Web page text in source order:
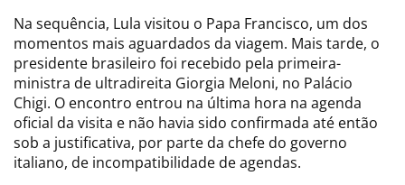
Na sequência, Lula visitou o Papa Francisco, um dos
momentos mais aguardados da viagem. Mais tarde, o
presidente brasileiro foi recebido pela primeira-
ministra de ultradireita Giorgia Meloni, no Palácio
Chigi. O encontro entrou na última hora na agenda
oficial da visita e não havia sido confirmada até então
sob a justificativa, por parte da chefe do governo
italiano, de incompatibilidade de agendas.